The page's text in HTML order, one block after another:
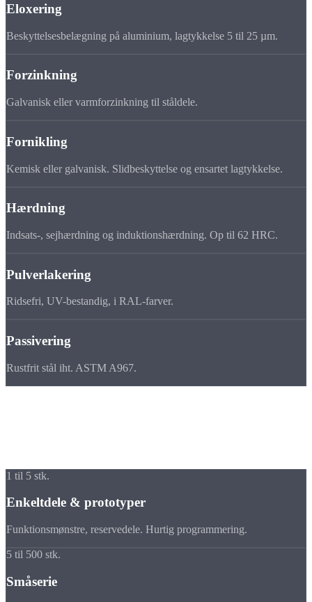
Eloxering
Beskyttelsesbelægning på aluminium, lagtykkelse 5 til 25 µm.
Forzinkning
Galvanisk eller varmforzinkning til ståldele.
Fornikling
Kemisk eller galvanisk. Slidbeskyttelse og ensartet lagtykkelse.
Hærdning
Indsats-, sejhærdning og induktionshærdning. Op til 62 HRC.
Pulverlakering
Ridsefri, UV-bestandig, i RAL-farver.
Passivering
Rustfrit stål iht. ASTM A967.
1 til 5 stk.
Enkeltdele & prototyper
Funktionsmønstre, reservedele. Hurtig programmering.
5 til 500 stk.
Småserie